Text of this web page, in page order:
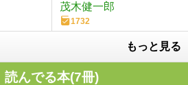
茂木健一郎
1732
もっと見る
読んでる本(7冊)